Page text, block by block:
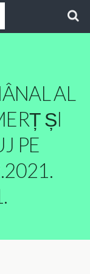
AL
ȘI
PE